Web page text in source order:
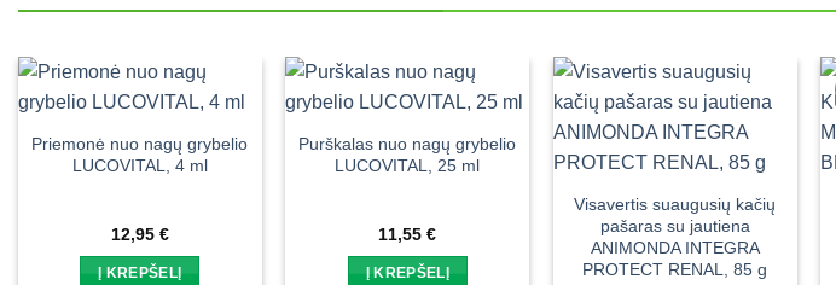
Priemonė nuo nagų grybelio
LUCOVITAL, 4 ml
12,95 €
Į KREPŠELĮ
Purškalas nuo nagų grybelio
LUCOVITAL, 25 ml
11,55€
Į KREPŠELĮ
Visavertis suaugusių kačių
pašaras su jautiena
ANIMONDA INTEGRA
PROTECT RENAL, 85 g